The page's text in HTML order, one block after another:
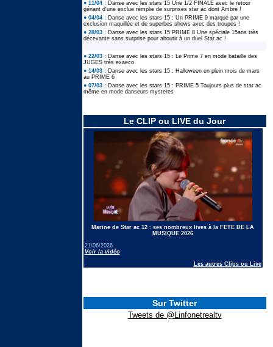
● 11/04 : Danse avec les stars 15 Une 1/2 FINALE avec le retour
génant d'une exclue remplie de surprises star ac dont Ambre !
● 04/04 : Danse avec les stars 15 : Un PRIME 9 marqué par une
exclusion maquillée et de superbes shows avec des troupes !
● 28/03 : Danse avec les stars 15 PRIME 8 Une spéciale 15ans très
décevante sans surprise pour aboutir à un duel Star ac !
● 22/03 : Danse avec les stars 15 : Le Prime 7 en mode bataille des
JUGES très exaeco
● 14/03 : Danse avec les stars 15 : Halloween en plein mois de mars
au PRIME 6
● 07/03 : Danse avec les stars 15 : PRIME 5 Toujours plus de star ac
même en mode danseurs mysteres
Le CLIP ou LIVE du Jour
Marine de Star ac 12 : ses nombreux lives à la FETE DE LA
MUSIQUE 2026
21/06/2026
Voir la vidéo
Les autres Clips ou Live
Sur Twitter
Tweets de @Linfonetrealtv